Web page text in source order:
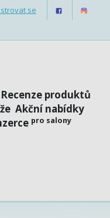
se
Recenze produktů
Akční nabídky
pro salony